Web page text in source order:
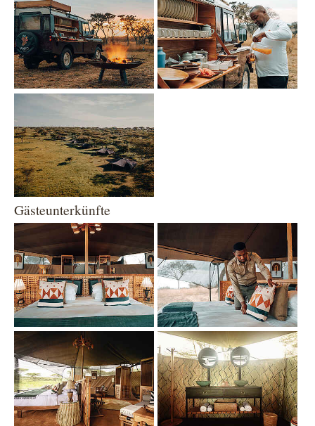
Show larger version
Gästeunterkünfte
Show larger version Show larger version
Show larger version Show larger version